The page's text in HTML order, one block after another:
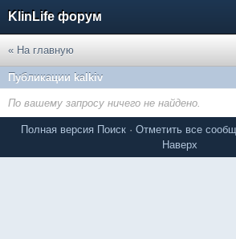
KlinLife форум
« На главную
Публикации kalkiv
По вашему запросу ничего не найдено.
Полная версия Поиск · Отметить все
Наверх